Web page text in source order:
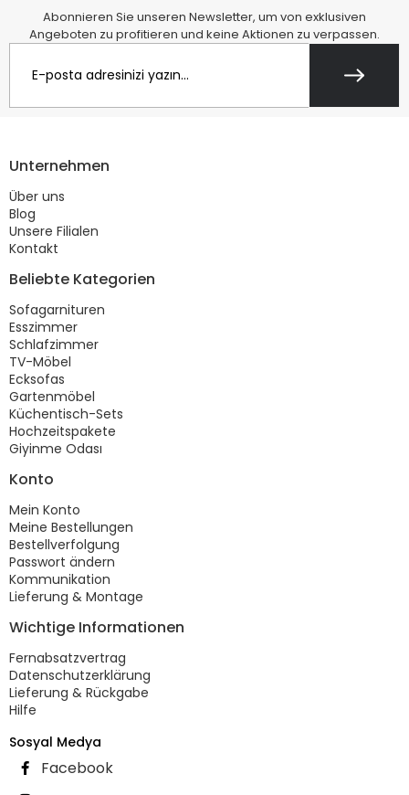
Abonnieren Sie unseren Newsletter, um von exklusiven
Angeboten zu profitieren und keine Aktionen zu verpassen.
Unternehmen
Über uns
Blog
Unsere Filialen
Kontakt
Beliebte Kategorien
Sofagarnituren
Esszimmer
Schlafzimmer
TV-Möbel
Ecksofas
Gartenmöbel
Küchentisch-Sets
Hochzeitspakete
Giyinme Odası
Konto
Mein Konto
Meine Bestellungen
Bestellverfolgung
Passwort ändern
Kommunikation
Lieferung & Montage
Wichtige Informationen
Fernabsatzvertrag
Datenschutzerklärung
Lieferung & Rückgabe
Hilfe
Sosyal Medya
Facebook